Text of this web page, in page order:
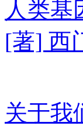
人类基
[著] 西
关于我